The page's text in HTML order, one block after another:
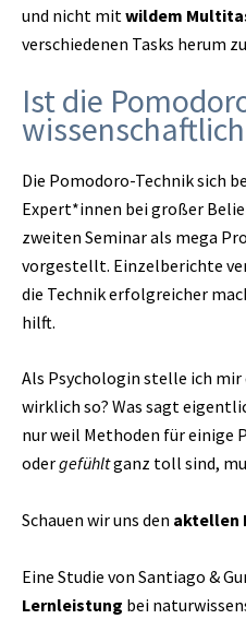
und nicht mitwildem
verschiedenen Tasks herum
Ist die
Die Pomodoro-Technik sich
Expert*innen bei großer
zweiten Seminar als mega
vorgestellt. Einzelberichte
die Technik erfolgreicher
hilft.
Als Psychologin stelle ich mir
wirklich so? Was sagt
nur weil Methoden für einige
odergefühltganz toll sind,
Schauen wir uns den aktellen
Eine Studie von Santiago &
Lernleistung bei